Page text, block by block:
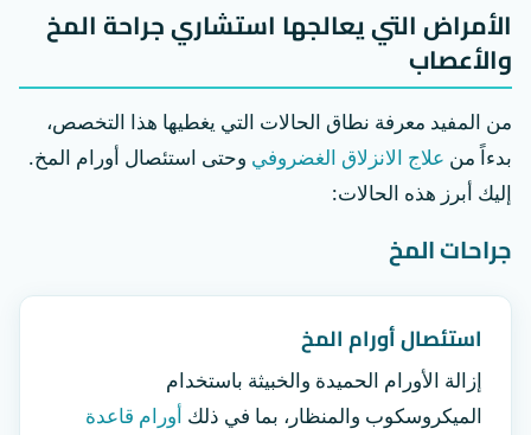
الأمراض التي يعالجها استشاري جراحة المخ
والأعصاب
من المفيد معرفة نطاق الحالات التي يغطيها هذا التخصص،
بدءاً من علاج الانزلاق الغضروفي وحتى استئصال أورام المخ.
إليك أبرز هذه الحالات:
جراحات المخ
استئصال أورام المخ
إزالة الأورام الحميدة والخبيثة باستخدام
الميكروسكوب والمنظار، بما في ذلك أورام قاعدة